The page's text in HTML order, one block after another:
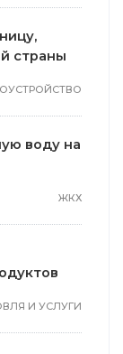
страны
воду на
ЖКХ
И УСЛУГИ